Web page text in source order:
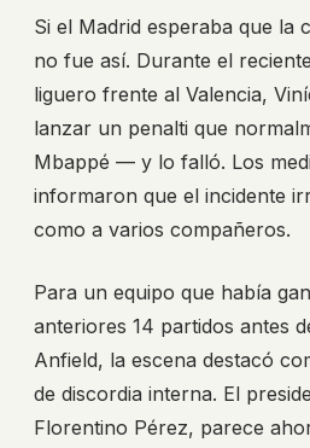
Si el Madrid esperaba que la
no fue así. Durante el
liguero frente al Valencia,
lanzar un penalti que
Mbappé — y lo falló. Los
informaron que el incidente
como a varios compañeros.
Para un equipo que había
anteriores 14 partidos antes
Anfield, la escena destacó
de discordia interna. El
Florentino Pérez, parece